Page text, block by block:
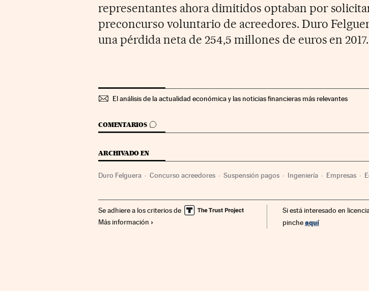
representantes ahora dimitidos optaban por
preconcurso voluntario de acreedores. Duro
una pérdida neta de 254,5 millones de euros en 2017.
El análisis de la actualidad económica y las noticias financieras más relevantes
COMENTARIOS
IR A LOS COMENTARIOS
ARCHIVADO EN
Duro Felguera Concurso acreedores Suspensión pagos Ingeniería Empresas
Se adhiere a los criterios de
Más información
Si está interesado en
pincheaquí